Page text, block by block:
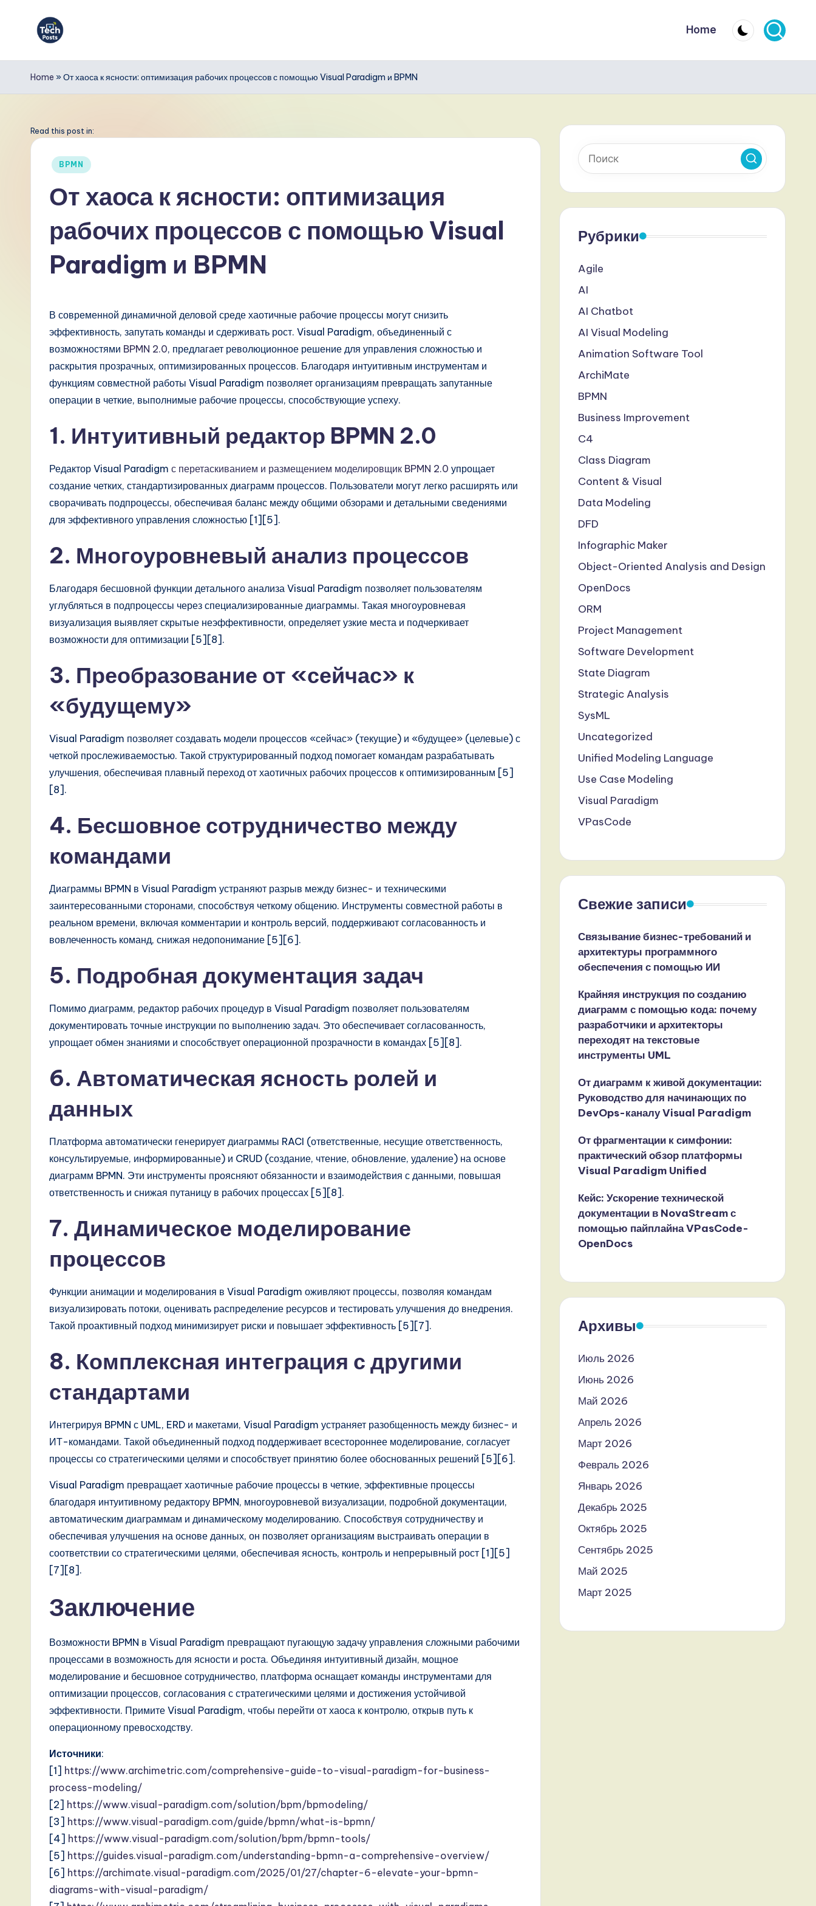
Перейти
T
e
h
si
ft
w
Home
Home » От хаоса к ясности: оптимизация рабочих процессов с помощью Visual Paradigm и BPMN
Read this post in:
Опубликовано
BPMN
От хаоса к ясности: оптимизация
рабочих процессов с помощью Visual
Paradigm и BPMN
В современной динамичной деловой среде хаотичные рабочие процессы могут снизить
эффективность, запутать команды и сдерживать рост. Visual Paradigm, объединенный с
возможностями BPMN 2.0, предлагает революционное решение для управления сложностью и
раскрытия прозрачных, оптимизированных процессов. Благодаря интуитивным инструментам и
функциям совместной работы Visual Paradigm позволяет организациям превращать запутанные
операции в четкие, выполнимые рабочие процессы, способствующие успеху.
1. Интуитивный редактор BPMN 2.0
Редактор Visual Paradigm с перетаскиванием и размещением моделировщик BPMN 2.0 упрощает
создание четких, стандартизированных диаграмм процессов. Пользователи могут легко расширять или
сворачивать подпроцессы, обеспечивая баланс между общими обзорами и детальными сведениями
для эффективного управления сложностью [1][5].
2. Многоуровневый анализ процессов
Благодаря бесшовной функции детального анализа Visual Paradigm позволяет пользователям
углубляться в подпроцессы через специализированные диаграммы. Такая многоуровневая
визуализация выявляет скрытые неэффективности, определяет узкие места и подчеркивает
возможности для оптимизации [5][8].
3. Преобразование от «сейчас» к
«будущему»
Visual Paradigm позволяет создавать модели процессов «сейчас» (текущие) и «будущее» (целевые) с
четкой прослеживаемостью. Такой структурированный подход помогает командам разрабатывать
улучшения, обеспечивая плавный переход от хаотичных рабочих процессов к оптимизированным [5]
[8].
4. Бесшовное сотрудничество между
командами
Диаграммы BPMN в Visual Paradigm устраняют разрыв между бизнес- и техническими
заинтересованными сторонами, способствуя четкому общению. Инструменты совместной работы в
реальном времени, включая комментарии и контроль версий, поддерживают согласованность и
вовлеченность команд, снижая недопонимание [5][6].
5. Подробная документация задач
Помимо диаграмм, редактор рабочих процедур в Visual Paradigm позволяет пользователям
документировать точные инструкции по выполнению задач. Это обеспечивает согласованность,
упрощает обмен знаниями и способствует операционной прозрачности в командах [5][8].
6. Автоматическая ясность ролей и
данных
Платформа автоматически генерирует диаграммы RACI (ответственные, несущие ответственность,
консультируемые, информированные) и CRUD (создание, чтение, обновление, удаление) на основе
диаграмм BPMN. Эти инструменты проясняют обязанности и взаимодействия с данными, повышая
ответственность и снижая путаницу в рабочих процессах [5][8].
7. Динамическое моделирование
процессов
Функции анимации и моделирования в Visual Paradigm оживляют процессы, позволяя командам
визуализировать потоки, оценивать распределение ресурсов и тестировать улучшения до внедрения.
Такой проактивный подход минимизирует риски и повышает эффективность [5][7].
8. Комплексная интеграция с другими
стандартами
Интегрируя BPMN с UML, ERD и макетами, Visual Paradigm устраняет разобщенность между бизнес- и
ИТ-командами. Такой объединенный подход поддерживает всестороннее моделирование, согласует
процессы со стратегическими целями и способствует принятию более обоснованных решений [5][6].
Visual Paradigm превращает хаотичные рабочие процессы в четкие, эффективные процессы
благодаря интуитивному редактору BPMN, многоуровневой визуализации, подробной документации,
автоматическим диаграммам и динамическому моделированию. Способствуя сотрудничеству и
обеспечивая улучшения на основе данных, он позволяет организациям выстраивать операции в
соответствии со стратегическими целями, обеспечивая ясность, контроль и непрерывный рост [1][5]
[7][8].
Заключение
Возможности BPMN в Visual Paradigm превращают пугающую задачу управления сложными рабочими
процессами в возможность для ясности и роста. Объединяя интуитивный дизайн, мощное
моделирование и бесшовное сотрудничество, платформа оснащает команды инструментами для
оптимизации процессов, согласования с стратегическими целями и достижения устойчивой
эффективности. Примите Visual Paradigm, чтобы перейти от хаоса к контролю, открыв путь к
операционному превосходству.
Источники:
[1] https://www.archimetric.com/comprehensive-guide-to-visual-paradigm-for-business-
process-modeling/
[2] https://www.visual-paradigm.com/solution/bpm/bpmodeling/
[3] https://www.visual-paradigm.com/guide/bpmn/what-is-bpmn/
[4] https://www.visual-paradigm.com/solution/bpm/bpmn-tools/
[5] https://guides.visual-paradigm.com/understanding-bpmn-a-comprehensive-overview/
[6] https://archimate.visual-paradigm.com/2025/01/27/chapter-6-elevate-your-bpmn-
diagrams-with-visual-paradigm/
Рубрики
Agile
AI
AI Chatbot
AI Visual Modeling
Animation Software Tool
ArchiMate
BPMN
Business Improvement
C4
Class Diagram
Content & Visual
Data Modeling
DFD
Infographic Maker
Object-Oriented Analysis and Design
OpenDocs
ORM
Project Management
Software Development
State Diagram
Strategic Analysis
SysML
Uncategorized
Unified Modeling Language
Use Case Modeling
Visual Paradigm
VPasCode
Свежие записи
Связывание бизнес-требований и
архитектуры программного
обеспечения с помощью ИИ
Крайняя инструкция по созданию
диаграмм с помощью кода: почему
разработчики и архитекторы
переходят на текстовые
инструменты UML
От диаграмм к живой документации:
Руководство для начинающих по
DevOps-каналу Visual Paradigm
От фрагментации к симфонии:
практический обзор платформы
Visual Paradigm Unified
Кейс: Ускорение технической
документации в NovaStream с
помощью пайплайна VPasCode-
OpenDocs
Архивы
Июль 2026
Июнь 2026
Май 2026
Апрель 2026
Март 2026
Февраль 2026
Январь 2026
Декабрь 2025
Октябрь 2025
Сентябрь 2025
Май 2025
Март 2025